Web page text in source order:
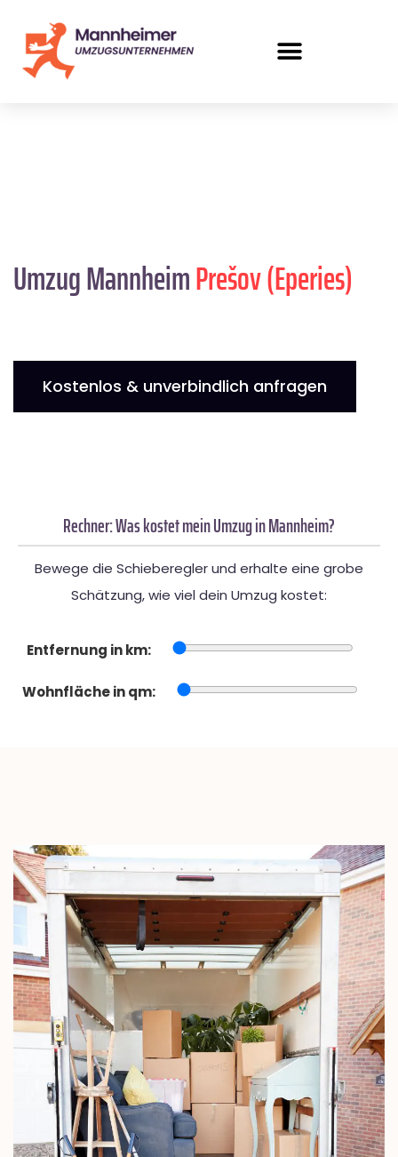
Umzug MannheimPrešov (Eperies)
Kostenlos & unverbindlich anfragen
Rechner: Was kostet mein Umzug in Mannheim?
Bewege die Schieberegler und erhalte eine grobe
Schätzung, wie viel dein Umzug kostet:
Entfernung in km:
Wohnfläche in qm: